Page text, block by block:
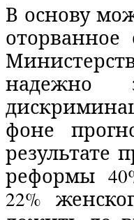
В основу
оторванное
надежно
фоне
результате
реформы
22%